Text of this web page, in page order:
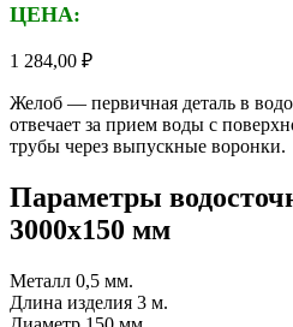
ЦЕНА:
1 284,00 ₽
Желоб — первичная деталь в
отвечает за прием воды с
трубы через выпускные воронки.
Параметры
3000х150 мм
Металл 0,5 мм.
Длина изделия 3 м.